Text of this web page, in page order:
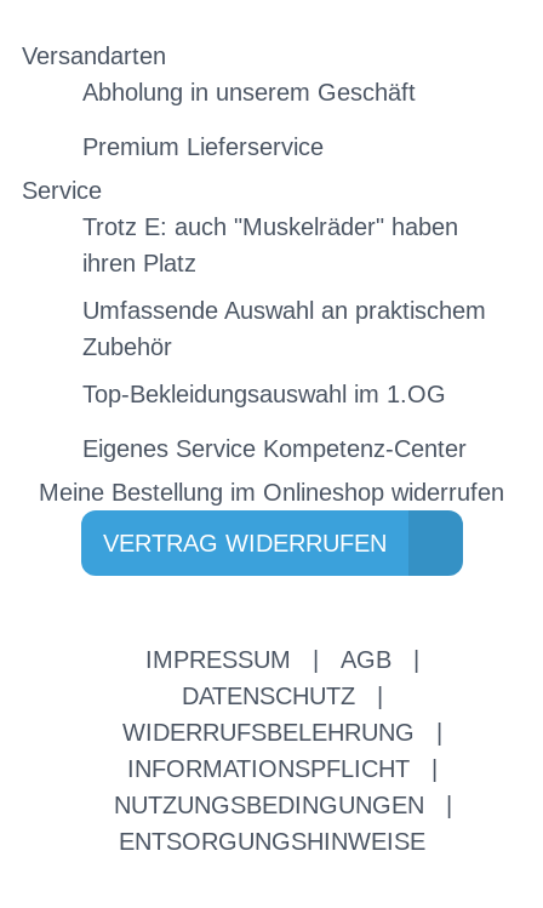
Versandarten
Abholung in unserem Geschäft
Premium Lieferservice
Service
Trotz E: auch "Muskelräder" haben
ihren Platz
Umfassende Auswahl an praktischem
Zubehör
Top-Bekleidungsauswahl im 1.OG
Eigenes Service Kompetenz-Center
Meine Bestellung im Onlineshop widerrufen
VERTRAG WIDERRUFEN
IMPRESSUM AGB
DATENSCHUTZ
WIDERRUFSBELEHRUNG
INFORMATIONSPFLICHT
NUTZUNGSBEDINGUNGEN
ENTSORGUNGSHINWEISE